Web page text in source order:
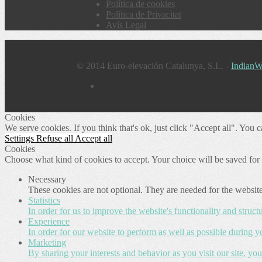
Política de cookies
Política de Privacitat
Avís Legal
© 2014 Euro-elevación Catalunya, S.L. -
Cookies
We serve cookies. If you think that's ok, just click "Accept all".
Settings Refuse all Accept all
Cookies
Choose what kind of cookies to accept. Your choice will be saved
Necessary
These cookies are not optional. They are needed for the
Statistics
In order for us to improve the website's functionality and
Experience
In order for our website to perform as well as possible during
Marketing
By sharing your interests and behavior as you visit our site,